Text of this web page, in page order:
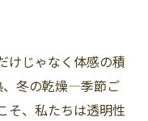
けじゃなく体感の積
、冬の乾燥—季節ご
そ、私たちは透明性